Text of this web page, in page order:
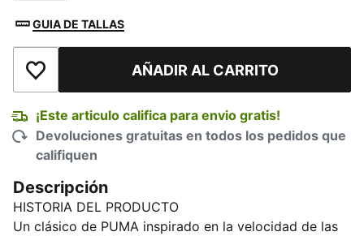
GUIA DE TALLAS
Añadir a la lista de deseosAÑADIR AL CARRITO
¡Este articulo califica para envio gratis!
Devoluciones gratuitas en todos los pedidos que
califiquen
Descripción
HISTORIA DEL PRODUCTO
Un clásico de PUMA inspirado en la velocidad de las